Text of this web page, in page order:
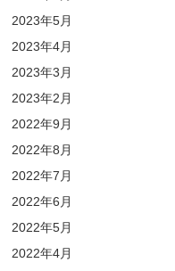
2023年5月
2023年4月
2023年3月
2023年2月
2022年9月
2022年8月
2022年7月
2022年6月
2022年5月
2022年4月